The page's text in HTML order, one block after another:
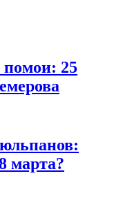
помои: 25
марта?